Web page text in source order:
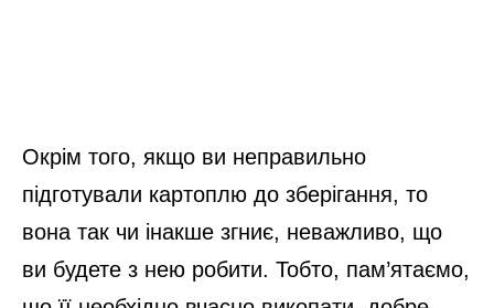
Окрім того, якщо ви неправильно
підготували картоплю до зберігання, то
вона так чи інакше згниє, неважливо, що
ви будете з нею робити. Тобто, пам’ятаємо,